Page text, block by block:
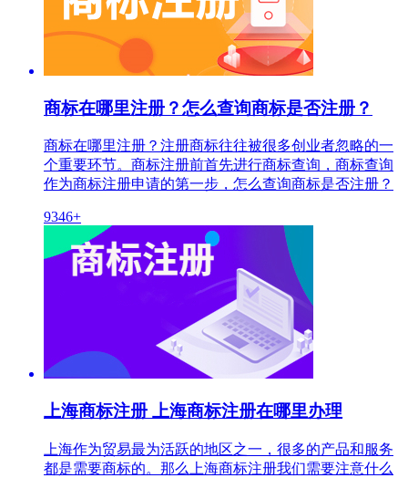
商标在哪里注册？怎么查询商标是否注册？
商标在哪里注册？注册商标往往被很多创业者忽略的一
个重要环节。商标注册前首先进行商标查询，商标查询
作为商标注册申请的第一步，怎么查询商标是否注册？
9346+
上海商标注册 上海商标注册在哪里办理
上海作为贸易最为活跃的地区之一，很多的产品和服务
都是需要商标的。那么上海商标注册我们需要注意什么